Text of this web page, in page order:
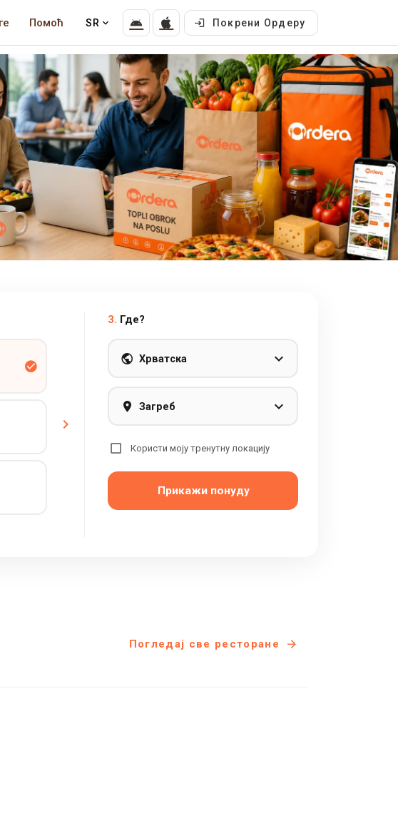
Помоћ SR Покрени Ордеру
3. Где?
Хрватска
Загреб
Користи моју тренутну локацију
Прикажи понуду
Погледај све ресторане